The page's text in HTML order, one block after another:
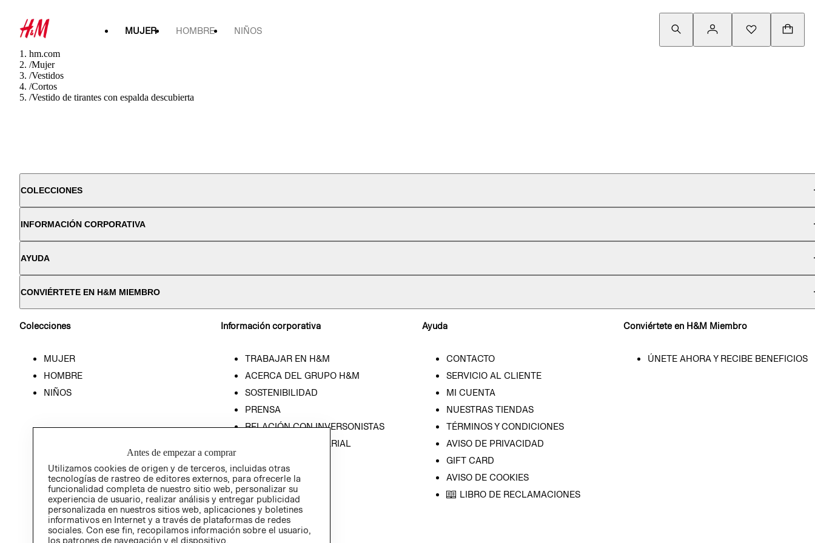
MUJER HOMBRE NIÑOS
hm.com
/Mujer
/Vestidos
/Cortos
/Vestido de tirantes con espalda descubierta
COLECCIONES
INFORMACIÓN CORPORATIVA
AYUDA
CONVIÉRTETE EN H&M MIEMBRO
Colecciones
MUJER
HOMBRE
NIÑOS
Información corporativa
TRABAJAR EN H&M
ACERCA DEL GRUPO H&M
SOSTENIBILIDAD
PRENSA
RELACIÓN CON INVERSONISTAS
POLÍTICA EMPRESARIAL
Ayuda
CONTACTO
SERVICIO AL CLIENTE
MI CUENTA
NUESTRAS TIENDAS
TÉRMINOS Y CONDICIONES
AVISO DE PRIVACIDAD
GIFT CARD
AVISO DE COOKIES
LIBRO DE RECLAMACIONES
Conviértete en H&M Miembro
ÚNETE AHORA Y RECIBE BENEFICIOS
Antes de empezar a comprar
Utilizamos cookies de origen y de terceros, incluidas otras
tecnologías de rastreo de editores externos, para ofrecerle la
funcionalidad completa de nuestro sitio web, personalizar su
experiencia de usuario, realizar análisis y entregar publicidad
personalizada en nuestros sitios web, aplicaciones y boletines
informativos en Internet y a través de plataformas de redes
sociales. Con ese fin, recopilamos información sobre el usuario,
los patrones de navegación y el dispositivo.